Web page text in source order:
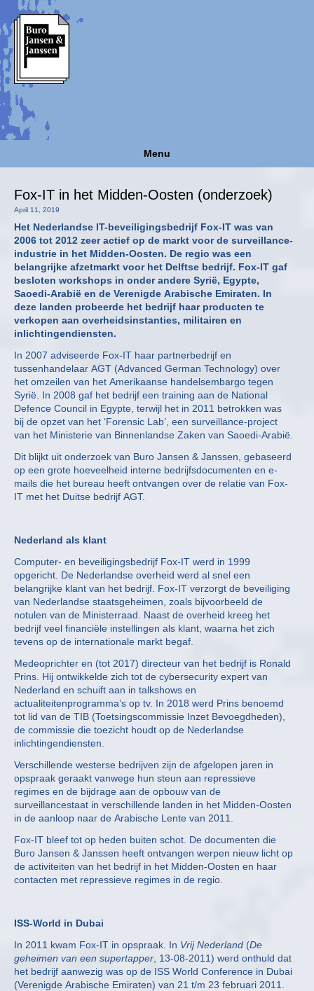
Menu
Fox-IT in het Midden-Oosten (onderzoek)
April 11, 2019
Het Nederlandse IT-beveiligingsbedrijf Fox-IT was van
2006 tot 2012 zeer actief op de markt voor de surveillance-
industrie in het Midden-Oosten. De regio was een
belangrijke afzetmarkt voor het Delftse bedrijf. Fox-IT gaf
besloten workshops in onder andere Syrië, Egypte,
Saoedi-Arabië en de Verenigde Arabische Emiraten. In
deze landen probeerde het bedrijf haar producten te
verkopen aan overheidsinstanties, militairen en
inlichtingendiensten.
In 2007 adviseerde Fox-IT haar partnerbedrijf en
tussenhandelaar AGT (Advanced German Technology) over
het omzeilen van het Amerikaanse handelsembargo tegen
Syrië. In 2008 gaf het bedrijf een training aan de National
Defence Council in Egypte, terwijl het in 2011 betrokken was
bij de opzet van het ‘Forensic Lab’, een surveillance-project
van het Ministerie van Binnenlandse Zaken van Saoedi-Arabië.
Dit blijkt uit onderzoek van Buro Jansen & Janssen, gebaseerd
op een grote hoeveelheid interne bedrijfsdocumenten en e-
mails die het bureau heeft ontvangen over de relatie van Fox-
IT met het Duitse bedrijf AGT.
Nederland als klant
Computer- en beveiligingsbedrijf Fox-IT werd in 1999
opgericht. De Nederlandse overheid werd al snel een
belangrijke klant van het bedrijf. Fox-IT verzorgt de beveiliging
van Nederlandse staatsgeheimen, zoals bijvoorbeeld de
notulen van de Ministerraad. Naast de overheid kreeg het
bedrijf veel financiële instellingen als klant, waarna het zich
tevens op de internationale markt begaf.
Medeoprichter en (tot 2017) directeur van het bedrijf is Ronald
Prins. Hij ontwikkelde zich tot de cybersecurity expert van
Nederland en schuift aan in talkshows en
actualiteitenprogramma’s op tv. In 2018 werd Prins benoemd
tot lid van de TIB (Toetsingscommissie Inzet Bevoegdheden),
de commissie die toezicht houdt op de Nederlandse
inlichtingendiensten.
Verschillende westerse bedrijven zijn de afgelopen jaren in
opspraak geraakt vanwege hun steun aan repressieve
regimes en de bijdrage aan de opbouw van de
surveillancestaat in verschillende landen in het Midden-Oosten
in de aanloop naar de Arabische Lente van 2011.
Fox-IT bleef tot op heden buiten schot. De documenten die
Buro Jansen & Janssen heeft ontvangen werpen nieuw licht op
de activiteiten van het bedrijf in het Midden-Oosten en haar
contacten met repressieve regimes in de regio.
ISS-World in Dubai
In 2011 kwam Fox-IT in opspraak. In Vrij Nederland (De
geheimen van een supertapper , 13-08-2011) werd onthuld dat
het bedrijf aanwezig was op de ISS World Conference in Dubai
(Verenigde Arabische Emiraten) van 21 t/m 23 februari 2011.